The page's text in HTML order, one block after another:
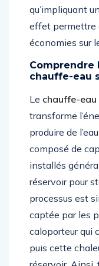
qu’impliquant
effet permettre
économies sur
Comprendre
chauffe-eau
Le chauffe-
transforme
produire de
composé de
installés
réservoir pour
processus est
captée par les
caloporteur qui
puis cette